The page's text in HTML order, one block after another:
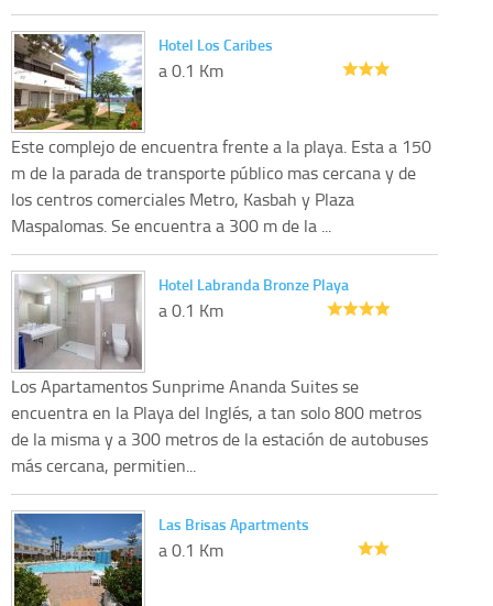
Hotel Los Caribes
a 0.1 Km
Este complejo de encuentra frente a la playa. Esta a 150
m de la parada de transporte público mas cercana y de
los centros comerciales Metro, Kasbah y Plaza
Maspalomas. Se encuentra a 300 m de la ...
Hotel Labranda Bronze Playa
a 0.1 Km
Los Apartamentos Sunprime Ananda Suites se
encuentra en la Playa del Inglés, a tan solo 800 metros
de la misma y a 300 metros de la estación de autobuses
más cercana, permitien...
Las Brisas Apartments
a 0.1 Km